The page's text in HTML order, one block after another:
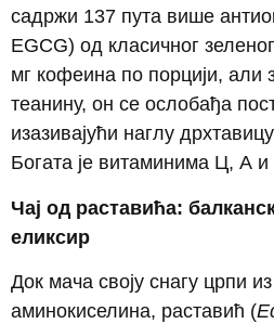
садржи 137 пута више
EGCG) од класичног
мг кофеина по порцији, али
теанину, он се ослобађа
изазивајући наглу
Богата је витаминима Ц, А
Чај од раставића:
еликсир
Док мача своју снагу црпи
аминокиселина, раставић (